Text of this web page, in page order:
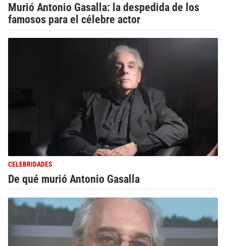
Murió Antonio Gasalla: la despedida de los
famosos para el célebre actor
CELEBRIDADES
De qué murió Antonio Gasalla